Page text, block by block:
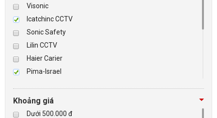
Visonic
Icatchinc CCTV
Sonic Safety
Lilin CCTV
Haier Carier
Pima-Israel
Checkpoint
Paradox-Canada
Khoảng giá
Dưới 500.000 đ
KIỂM SOÁT VÀO RA
BÁO ĐỘNG, BÁO CHÁY
NHÀ THÔNG MINH
LIÊN HỆ